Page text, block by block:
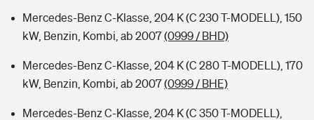
Mercedes-Benz C-Klasse, 204 K (C 230 T-MODELL), 150
kW, Benzin, Kombi, ab 2007(0999 / BHD)
Mercedes-Benz C-Klasse, 204 K (C 280 T-MODELL), 170
kW, Benzin, Kombi, ab 2007(0999 / BHE)
Mercedes-Benz C-Klasse, 204 K (C 350 T-MODELL),